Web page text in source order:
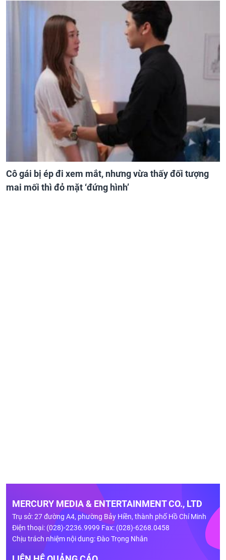
Cô gái bị ép đi xem mắt, nhưng vừa thấy đối tượng
mai mối thì đỏ mặt ‘đứng hình’
MERCURY MEDIA & ENTERTAINMENT CO., LTD
Trụ sở: 27 đường A4, phường Bảy Hiền, thành phố Hồ Chí Minh
Điện thoại: (028)-2236.9999 Fax: (028)-6268.0458
Chịu trách nhiệm nội dung: Đào Trọng Nhân